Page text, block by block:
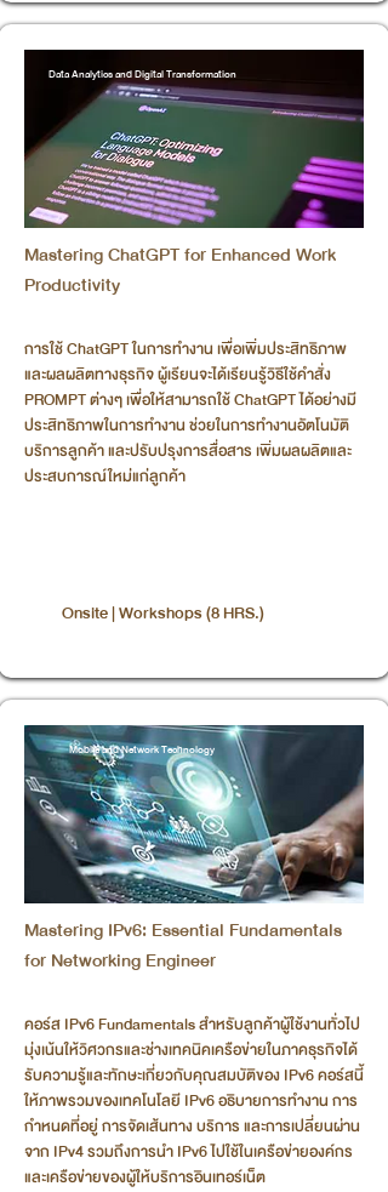
Data Analytics and Digital Transformation
Mastering ChatGPT for Enhanced Work
Productivity
การใช้ ChatGPT ในการทำงาน เพื่อเพิ่มประสิทธิภาพ
และผลผลิตทางธุรกิจ ผู้เรียนจะได้เรียนรู้วิธีใช้คำสั่ง
PROMPT ต่างๆ เพื่อให้สามารถใช้ ChatGPT ได้อย่างมี
ประสิทธิภาพในการทำงาน ช่วยในการทำงานอัตโนมัติ
บริการลูกค้า และปรับปรุงการสื่อสาร เพิ่มผลผลิตและ
ประสบการณ์ใหม่แก่ลูกค้า
Onsite | Workshops (8 HRS.)
Mobile and Network Technology
Mastering IPv6: Essential Fundamentals
for Networking Engineer
คอร์ส IPv6 Fundamentals สำหรับลูกค้าผู้ใช้งานทั่วไป
มุ่งเน้นให้วิศวกรและช่างเทคนิคเครือข่ายในภาคธุรกิจได้
รับความรู้และทักษะเกี่ยวกับคุณสมบัติของ IPv6 คอร์สนี้
ให้ภาพรวมของเทคโนโลยี IPv6 อธิบายการทำงาน การ
กำหนดที่อยู่ การจัดเส้นทาง บริการ และการเปลี่ยนผ่าน
จาก IPv4 รวมถึงการนำ IPv6 ไปใช้ในเครือข่ายองค์กร
และเครือข่ายของผู้ให้บริการอินเทอร์เน็ต